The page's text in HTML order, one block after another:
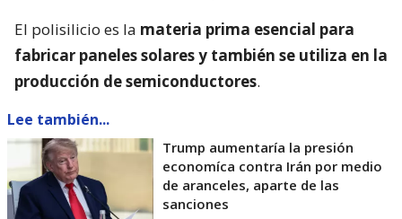
El polisilicio es la materia prima esencial para
fabricar paneles solares y también se utiliza en la
producción de semiconductores.
Lee también...
Trump aumentaría la presión
economíca contra Irán por medio
de aranceles, aparte de las
sanciones